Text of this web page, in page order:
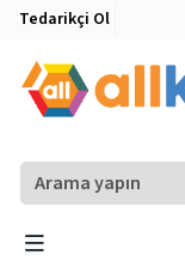
Tedarikçi Ol